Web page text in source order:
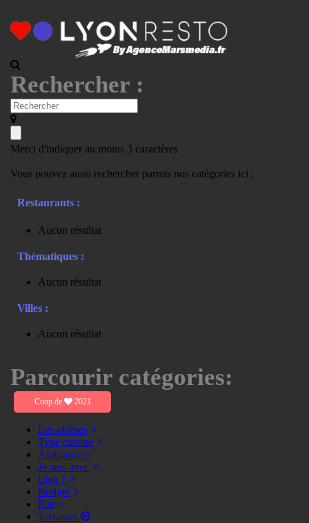
Rechercher :
Merci d'indiquer au moins 3 caractères
Vous pouvez aussi rechercher parmis nos catégories ici :
Restaurants :
Aucun résultat
Thématiques :
Aucun résultat
Villes :
Aucun résultat
Parcourir catégories:
Coup de 2021
Les ultimes
Type cuisine
Ambiance >
Je suis avec
Lieu ?
Budget
Plat
Terrasses